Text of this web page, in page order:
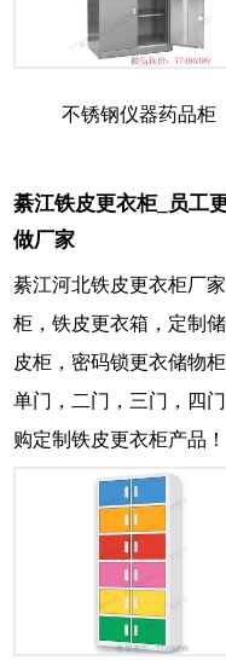
不锈钢仪器药品柜
綦江铁皮更衣柜_员工
做厂家
綦江河北铁皮更衣柜厂
柜，铁皮更衣箱，定制
皮柜，密码锁更衣储物
单门，二门，三门，四
购定制铁皮更衣柜产品！